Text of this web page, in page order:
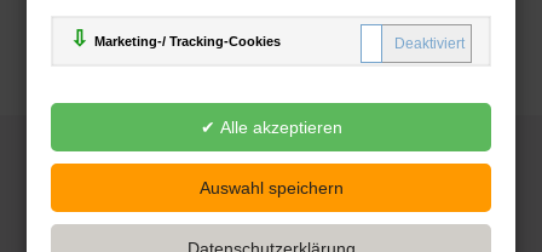
Marketing-/ Tracking-Cookies
Deutsche-Buchhandlung.de
www.deutsche-buchhandlung.de ist ein Angebot der
Handelsgesellschaft mbH
Powered by Inooga